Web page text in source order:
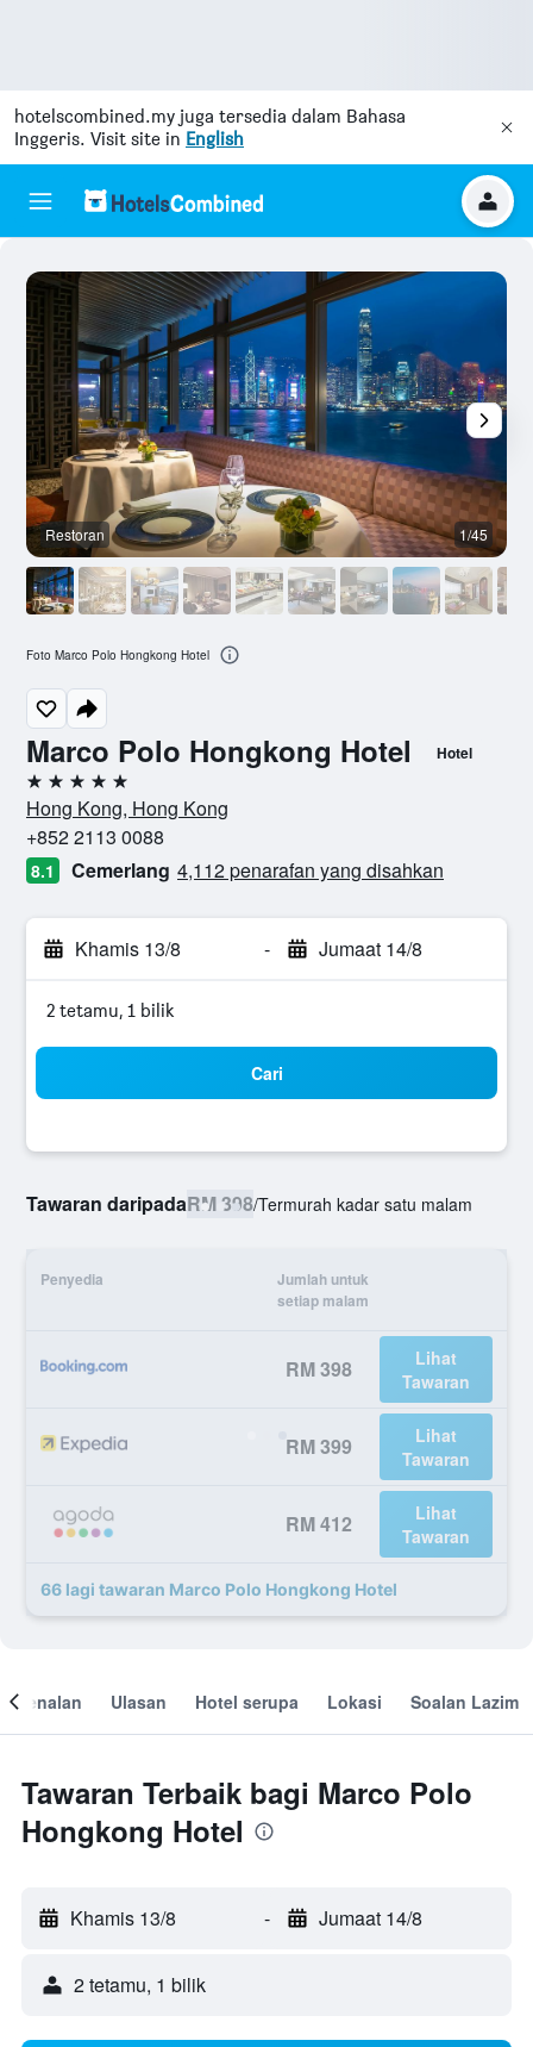
hotelscombined.my juga tersedia dalam Bahasa
Inggeris. Visit site in English
Marco Polo Hongkong Hotel Hotel
5 bintang
Hong Kong, Hong Kong
+852 2113 0088
8.1 Cemerlang 4,112 penarafan yang disahkan
Khamis 13/8 - Jumaat 14/8
2 tetamu, 1 bilik
Cari
Tawaran daripadaRM 398/Termurah kadar satu malam
Penyedia
Jumlah untuk
setiap malam
RM 398
Lihat
Tawaran
RM 399
Lihat
Tawaran
RM 412
Lihat
Tawaran
66 lagi tawaran Marco Polo Hongkong Hotel
Restoran 1/45
Foto Marco Polo Hongkong Hotel
Ulasan Hotel serupa Lokasi Soalan Lazim
Tawaran Terbaik bagi Marco Polo
Hongkong Hotel
Khamis 13/8 - Jumaat 14/8
2 tetamu, 1 bilik